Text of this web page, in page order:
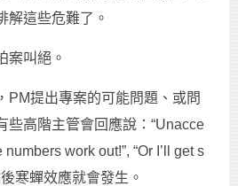
解這些危難了。
案叫絕。
PM提出專案的可能問題、或問
些高階主管會回應說：“Unacce
work out!”, “Or I’ll get s
寒蟬效應就會發生。